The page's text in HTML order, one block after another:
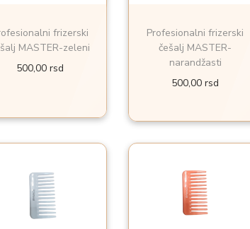
frizerski
MASTER-zeleni
500,00 rsd
Profesionalni frizerski
češalj MASTER-
narandžasti
500,00rsd